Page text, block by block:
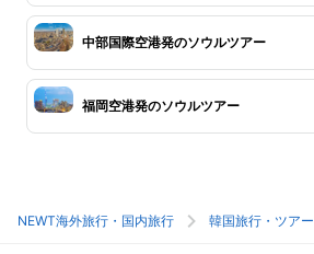
中部国際空港発のソウルツアー
福岡空港発のソウルツアー
NEWT海外旅行・国内旅行 韓国旅行・ツアー